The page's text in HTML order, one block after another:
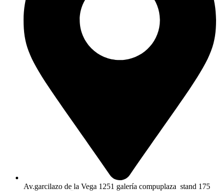
Av.garcilazo de la Vega 1251 galería compuplaza stand 175